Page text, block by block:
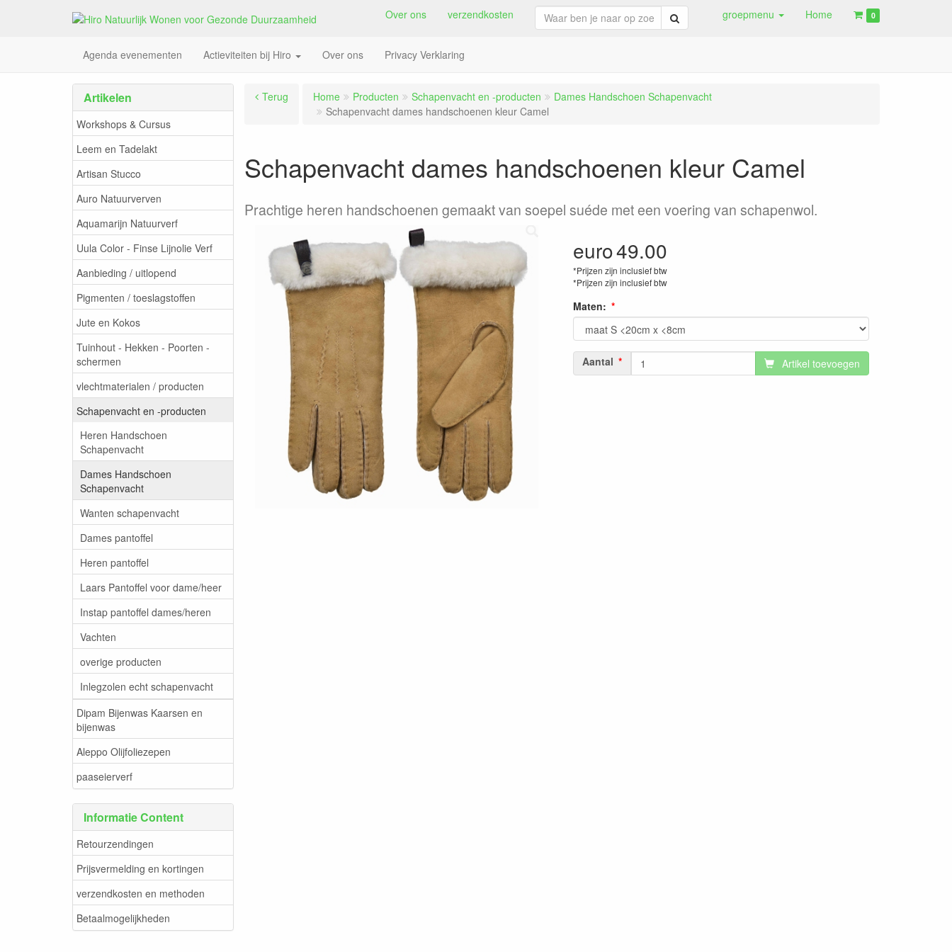
Over ons verzendkosten groepmenu Home 0
Agenda evenementen Actieviteiten bij Hiro Over ons Privacy Verklaring
Artikelen
Workshops & Cursus
Leem en Tadelakt
Artisan Stucco
Auro Natuurverven
Aquamarijn Natuurverf
Uula Color - Finse Lijnolie Verf
Aanbieding / uitlopend
Pigmenten / toeslagstoffen
Jute en Kokos
Tuinhout - Hekken - Poorten -
schermen
vlechtmaterialen / producten
Schapenvacht en -producten
Heren Handschoen
Schapenvacht
Dames Handschoen
Schapenvacht
Wanten schapenvacht
Dames pantoffel
Heren pantoffel
Laars Pantoffel voor dame/heer
Instap pantoffel dames/heren
Vachten
overige producten
Inlegzolen echt schapenvacht
Dipam Bijenwas Kaarsen en
bijenwas
Aleppo Olijfoliezepen
paaseierverf
Informatie Content
Retourzendingen
Prijsvermelding en kortingen
verzendkosten en methoden
Betaalmogelijkheden
Terug Home Producten Schapenvacht en -producten
Dames Handschoen Schapenvacht
Schapenvacht dames handschoenen kleur Camel
Schapenvacht dames handschoenen kleur Camel
Prachtige heren handschoenen gemaakt van soepel suéde met een voering van schapenwol.
euro49.00
*Prijzen zijn inclusief btw
*Prijzen zijn inclusief btw
Maten:
Aantal Artikel toevoegen